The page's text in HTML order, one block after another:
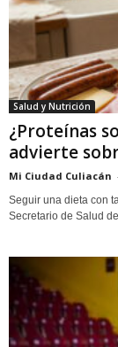
Salud y Nutrición
¿Proteínas
advierte
Mi Ciudad Culiacán
Seguir una dieta con
Secretario de Salud